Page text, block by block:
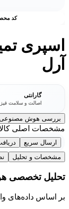
کد
اسپری
آرل
گارانتی
اصالت و سلامت
بررسی هوش
مشخصات اصلی
ارسال سریع
مشخصات و تحلیل
تحلیل تخصصی
بر اساس داده‌های